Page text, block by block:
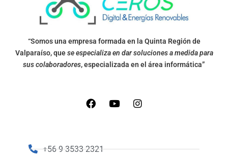
“Somos una empresa formada en la Quinta Región de
Valparaíso, quese especializa en dar soluciones a medida para
sus colaboradores, especializada en el área informática”
+56 9 3533 2321